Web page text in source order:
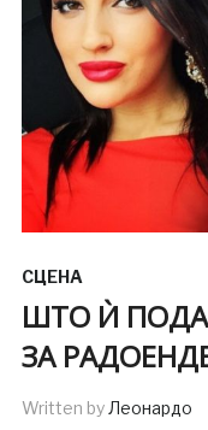
СЦЕНА
ШТО Ѝ
ЗА
Written byЛеонардо